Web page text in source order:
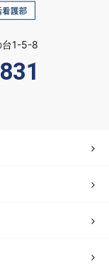
台1-5-8